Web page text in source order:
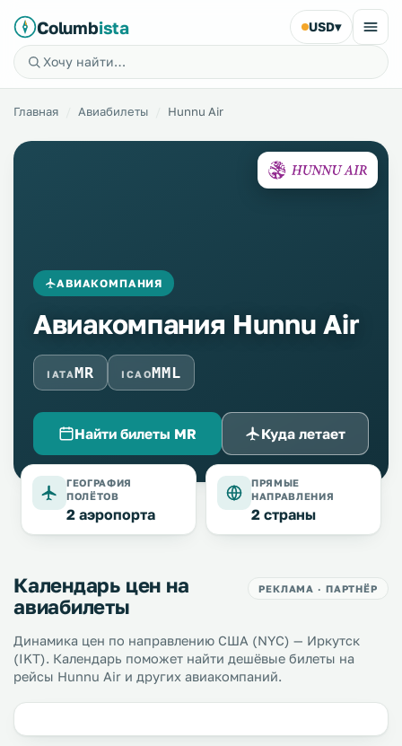
Columbista USD▾
Главная Авиабилеты Hunnu Air
АВИАКОМПАНИЯ
Авиакомпания Hunnu Air
IATAMR ICAOMML
Найти билеты MR Куда летает
ГЕОГРАФИЯ
ПОЛЁТОВ
2 аэропорта
ПРЯМЫЕ
НАПРАВЛЕНИЯ
2 страны
Календарь цен на
авиабилеты
РЕКЛАМА · ПАРТНЁР
Динамика цен по направлению США (NYC) — Иркутск
(IKT). Календарь поможет найти дешёвые билеты на
рейсы Hunnu Air и других авиакомпаний.